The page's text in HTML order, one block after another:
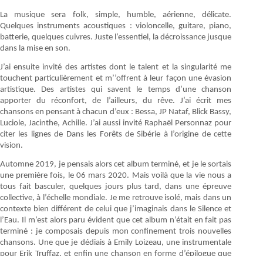
La musique sera folk, simple, humble, aérienne, délicate.
Quelques instruments acoustiques : violoncelle, guitare, piano,
batterie, quelques cuivres. Juste l’essentiel, la décroissance jusque
dans la mise en son.
J’ai ensuite invité des artistes dont le talent et la singularité me
touchent particulièrement et m’’offrent à leur façon une évasion
artistique. Des artistes qui savent le temps d’une chanson
apporter du réconfort, de l’ailleurs, du rêve. J’ai écrit mes
chansons en pensant à chacun d’eux : Bessa, JP Nataf, Blick Bassy,
Luciole, Jacinthe, Achille. J’ai aussi invité Raphaël Personnaz pour
citer les lignes de Dans les Forêts de Sibérie à l’origine de cette
vision.
Automne 2019, je pensais alors cet album terminé, et je le sortais
une première fois, le 06 mars 2020. Mais voilà que la vie nous a
tous fait basculer, quelques jours plus tard, dans une épreuve
collective, à l’échelle mondiale. Je me retrouve isolé, mais dans un
contexte bien différent de celui que j’imaginais dans le Silence et
l’Eau. Il m’est alors paru évident que cet album n’était en fait pas
terminé : je composais depuis mon confinement trois nouvelles
chansons. Une que je dédiais à Emily Loizeau, une instrumentale
pour Erik Truffaz, et enfin une chanson en forme d’épilogue que